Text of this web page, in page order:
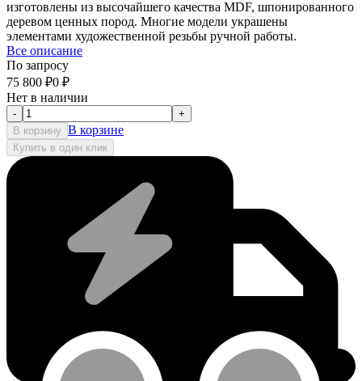
изготовлены из высочайшего качества MDF, шпонированного
деревом ценных пород. Многие модели украшены
элементами художественной резьбы ручной работы.
Все описание
По запросу
75 800 ₽0 ₽
Нет в наличии
-
+
В корзину В корзине
Купить в один клик